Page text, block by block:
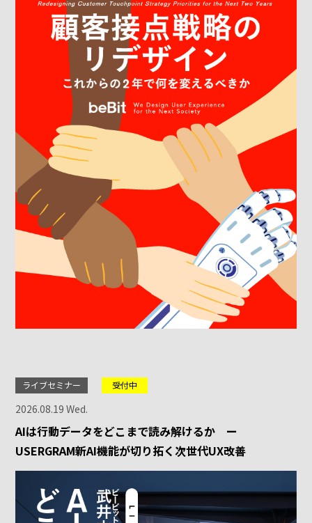
ライブセミナー 受付中
2026.08.19 Wed.
AIは行動データをどこまで読み解けるか ー
USERGRAM新AI機能が切り拓く次世代UX改善